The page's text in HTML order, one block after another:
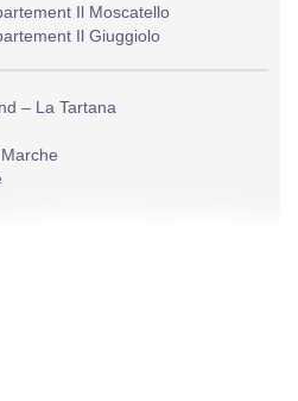
Il Moscatello
Il Giuggiolo
– La Tartana